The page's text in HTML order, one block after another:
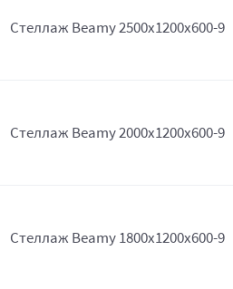
Стеллаж Beamy 2500x1200x600-9
Стеллаж Beamy 2000x1200x600-9
Стеллаж Beamy 1800x1200x600-9